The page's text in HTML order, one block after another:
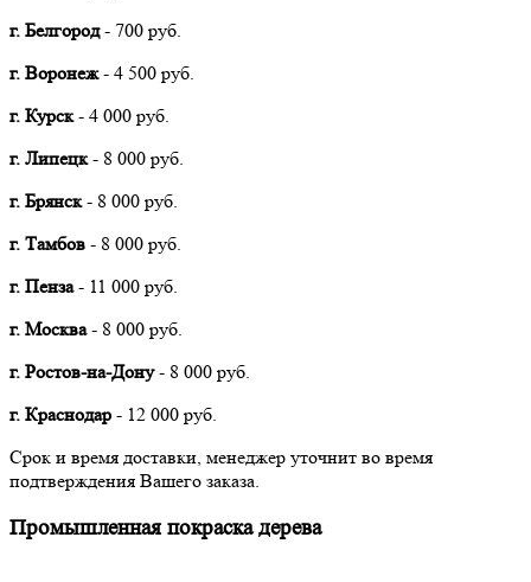
г. Белгород- 700 руб.
г. Воронеж- 4 500 руб.
г. Курск- 4 000 руб.
г. Липецк- 8 000 руб.
г. Брянск- 8 000 руб.
г. Тамбов - 8 000 руб.
г. Пенза- 11 000 руб.
г. Москва- 8 000 руб.
г. Ростов-на-Дону- 8 000 руб.
г. Краснодар - 12 000 руб.
Срок и время доставки, менеджер уточнит во время
подтверждения Вашего заказа.
Промышленная покраска дерева